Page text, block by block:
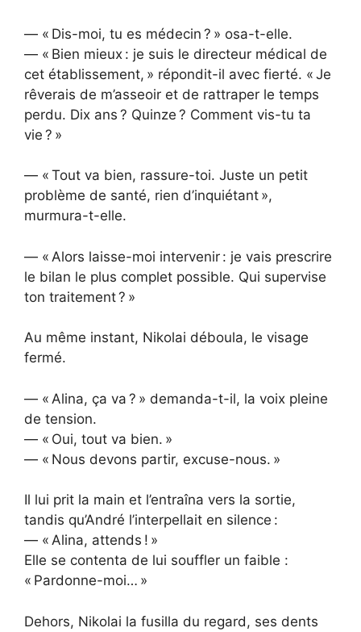
— « Dis-moi, tu es médecin ? » osa-t-elle.
— « Bien mieux : je suis le directeur médical de
cet établissement, » répondit-il avec fierté. « Je
rêverais de m’asseoir et de rattraper le temps
perdu. Dix ans ? Quinze ? Comment vis-tu ta
vie ? »
— « Tout va bien, rassure-toi. Juste un petit
problème de santé, rien d’inquiétant »,
murmura-t-elle.
— « Alors laisse-moi intervenir : je vais prescrire
le bilan le plus complet possible. Qui supervise
ton traitement ? »
Au même instant, Nikolai déboula, le visage
fermé.
— « Alina, ça va ? » demanda-t-il, la voix pleine
de tension.
— « Oui, tout va bien. »
— « Nous devons partir, excuse-nous. »
Il lui prit la main et l’entraîna vers la sortie,
tandis qu’André l’interpellait en silence :
— « Alina, attends ! »
Elle se contenta de lui souffler un faible :
« Pardonne-moi… »
Dehors, Nikolai la fusilla du regard, ses dents